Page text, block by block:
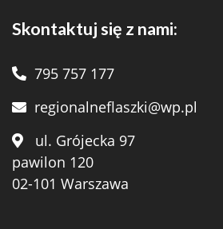
Skontaktuj się z nami:
795 757 177
regionalneflaszki@wp.pl
ul. Grójecka 97
pawilon 120
02-101 Warszawa